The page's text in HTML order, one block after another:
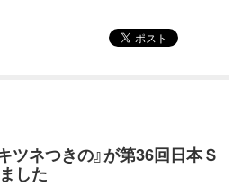
ツネつきの』が第36回日本Ｓ
した